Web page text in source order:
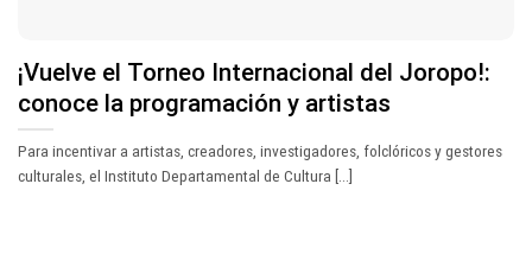
¡Vuelve el Torneo Internacional del Joropo!:
conoce la programación y artistas
Para incentivar a artistas, creadores, investigadores, folclóricos y gestores
culturales, el Instituto Departamental de Cultura [...]